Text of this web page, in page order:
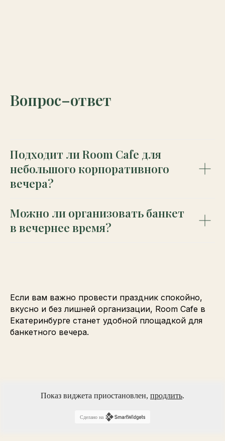
Вопрос–ответ
Подходит ли Room Cafe для
небольшого корпоративного
вечера?
Можно ли организовать банкет
в вечернее время?
Если вам важно провести праздник спокойно,
вкусно и без лишней организации, Room Cafe в
Екатеринбурге станет удобной площадкой для
банкетного вечера.
Показ виджета приостановлен, продлить.
Сделано на